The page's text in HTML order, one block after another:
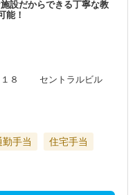
設だからできる丁寧な教
能！
１８ セントラルビル
勤手当
住宅手当